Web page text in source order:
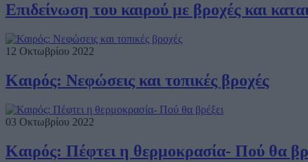
Επιδείνωση του καιρού με βροχές και
12 Οκτωβρίου 2022
Καιρός: Νεφώσεις και τοπικές βροχές
03 Οκτωβρίου 2022
Καιρός: Πέφτει η θερμοκρασία- Πού θα